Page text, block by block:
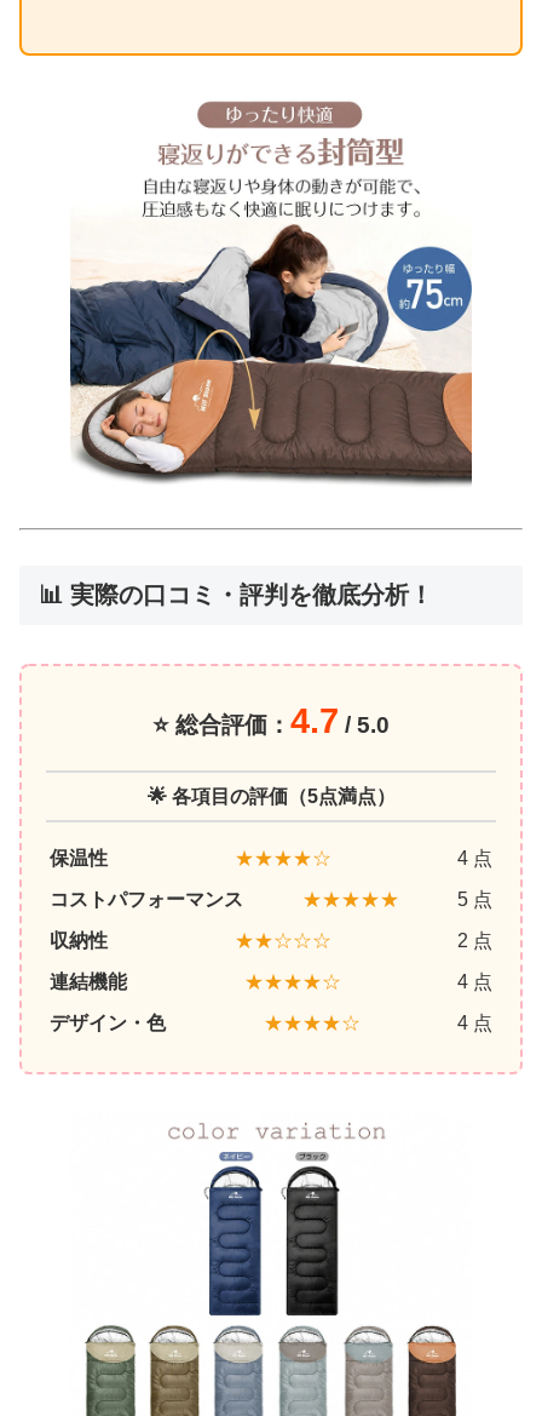
📊 実際の口コミ・評判を徹底分析！
⭐ 総合評価： 4.7 / 5.0
🌟 各項目の評価（5点満点）
保温性 ★★★★☆
4 点
コストパフォーマンス
★★★★★
5 点
収納性
★★☆☆☆
2 点
連結機能
★★★★☆
4 点
デザイン・色
★★★★☆ 4 点